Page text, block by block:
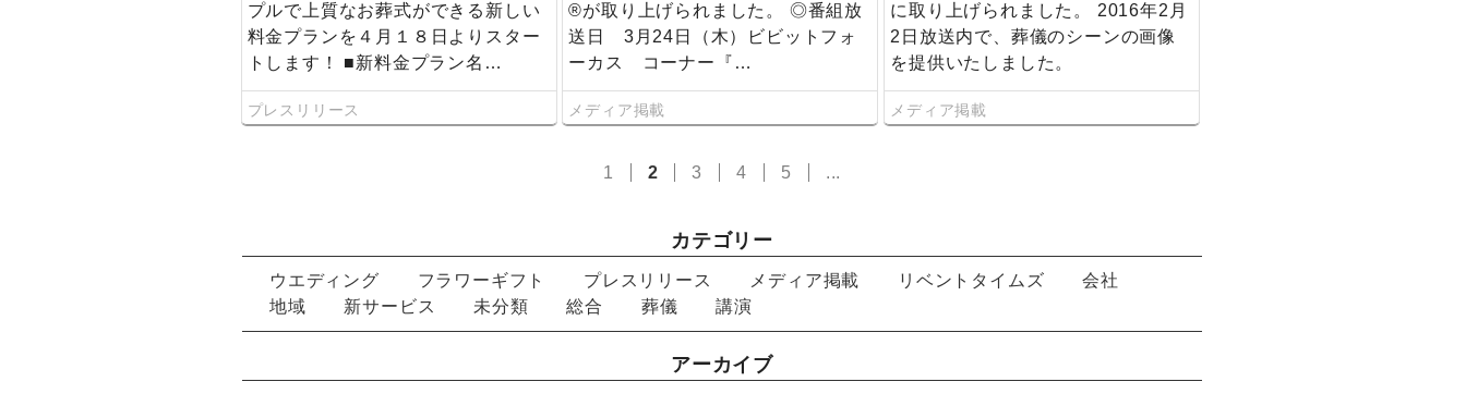
プルで上質なお葬式ができる新しい
料金プランを４月１８日よりスター
トします！ ■新料金プラン名…
プレスリリース
®が取り上げられました。 ◎番組放
送日 3月24日（木）ビビットフォ
ーカス コーナー『…
メディア掲載
に取り上げられました。 2016年2月
2日放送内で、葬儀のシーンの画像
を提供いたしました。
メディア掲載
1 2 3 4 5 ...
カテゴリー
ウエディング フラワーギフト プレスリリース メディア掲載 リベントタイムズ
会社
地域
新サービス 未分類 総合 葬儀 講演
アーカイブ